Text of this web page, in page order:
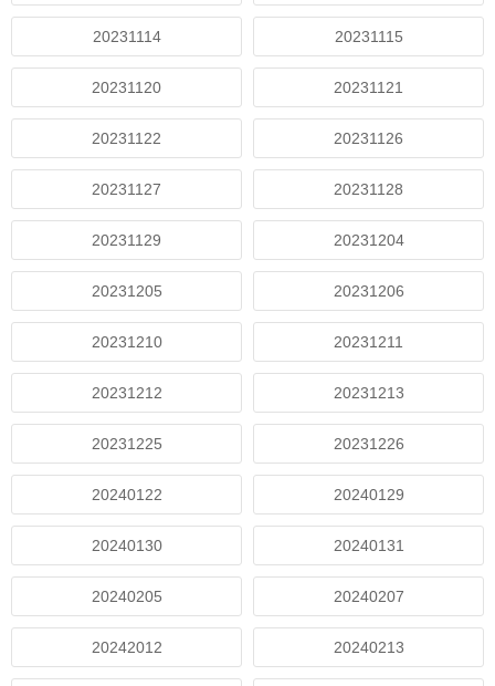
20231114 20231115
20231120 20231121
20231122 20231126
20231127 20231128
20231129 20231204
20231205 20231206
20231210 20231211
20231212 20231213
20231225 20231226
20240122 20240129
20240130 20240131
20240205 20240207
20242012 20240213